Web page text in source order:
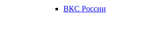
ВКС России